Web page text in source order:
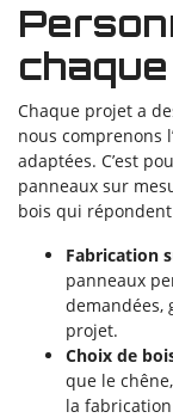
Chaque projet a
nous comprenons
adaptées. C’est
panneaux sur
bois qui
Fabrication
panneaux
demandées,
projet.
Choix de
que le
la